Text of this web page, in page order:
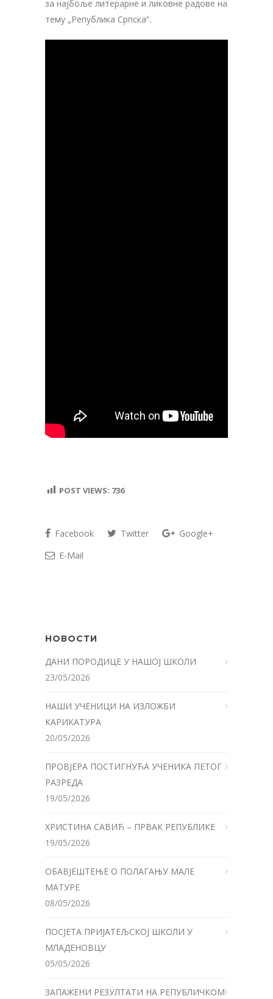
за најбоље литерарне и ликовне радове на
тему „Република Српска“.
POST VIEWS: 736
Facebook Twitter
Google+
E-Mail
НОВОСТИ
ДАНИ ПОРОДИЦЕ У НАШОЈ ШКОЛИ
23/05/2026
НАШИ УЧЕНИЦИ НА ИЗЛОЖБИ
КАРИКАТУРА
20/05/2026
ПРОВЈЕРА ПОСТИГНУЋА УЧЕНИКА ПЕТОГ
РАЗРЕДА
19/05/2026
ХРИСТИНА САВИЋ – ПРВАК РЕПУБЛИКЕ
19/05/2026
ОБАВЈЕШТЕЊЕ О ПОЛАГАЊУ МАЛЕ
МАТУРЕ
08/05/2026
ПОСЈЕТА ПРИЈАТЕЉСКОЈ ШКОЛИ У
МЛАДЕНОВЦУ
05/05/2026
ЗАПАЖЕНИ РЕЗУЛТАТИ НА РЕПУБЛИЧКОМ